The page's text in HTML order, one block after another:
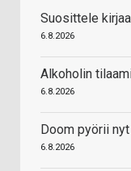
Suosittele kirjaa
6.8.2026
Alkoholin
6.8.2026
Doom pyörii
6.8.2026